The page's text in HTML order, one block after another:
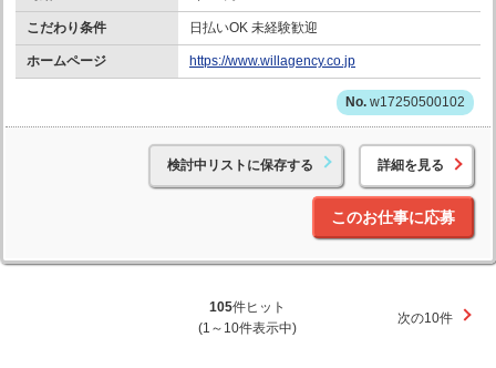
こだわり条件 日払いOK 未経験歓迎
ホームページ https://www.willagency.co.jp
w17250500102
検討中リストに保存する 詳細を見る
このお仕事に応募
105件ヒット
(1～10件表示中)
次の10件